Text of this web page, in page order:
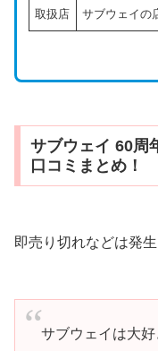
取扱店 サブウェイの
サブウェイ 60周
口コミまとめ！
即売り切れなどは発
サブウェイは大